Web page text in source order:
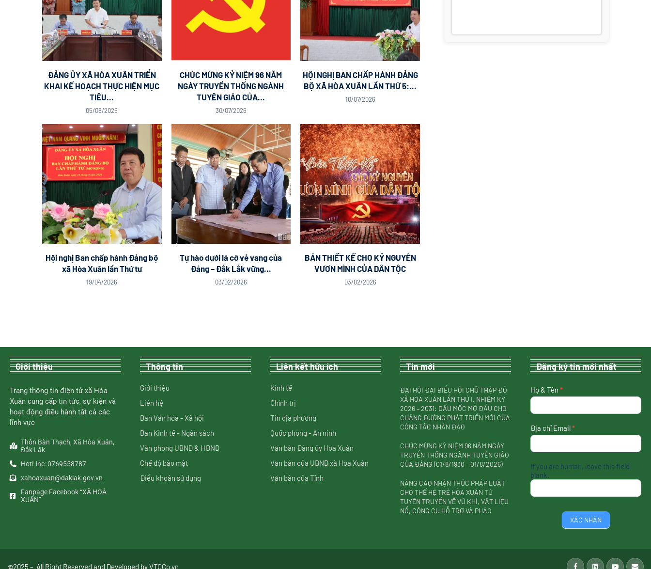
ĐẢNG ỦY XÃ HÒA XUÂN TRIỂN
KHAI KẾ HOẠCH THỰC HIỆN MỤC
TIÊU...
05/08/2026
CHÚC MỪNG KỶ NIỆM 96 NĂM
NGÀY TRUYỀN THỐNG NGÀNH
TUYÊN GIÁO CỦA...
30/07/2026
HỘI NGHỊ BAN CHẤP HÀNH ĐẢNG
BỘ XÃ HÒA XUÂN LẦN THỨ 5:...
10/07/2026
Hội nghị Ban chấp hành Đảng bộ
xã Hòa Xuân lần Thứ tư
19/04/2026
Tự hào dưới lá cờ vẻ vang của
Đảng – Đắk Lắk vững...
03/02/2026
BẢN THIẾT KẾ CHO KỶ NGUYÊN
VƯƠN MÌNH CỦA DÂN TỘC
03/02/2026
Giới thiệu
Trang thông tin điện tử xã Hòa
Xuân cung cấp tin tức, sự kiện và
hoạt động điều hành tất cả các
lĩnh vực
Thôn Bàn Thạch, Xã Hòa Xuân,
Đắk Lắk
HotLine: 0769558787
xahoaxuan@daklak.gov.vn
Fanpage Facebook “XÃ HOÀ
XUÂN”
Thông tin
Giới thiệu
Liên hệ
Ban Văn hóa - Xã hội
Ban Kinh tế - Ngân sách
Văn phòng UBND & HĐND
Chế độ bảo mật
Điều khoản sử dụng
Liên kết hữu ích
Kinh tế
Chính trị
Tin địa phương
Quốc phòng - An ninh
Văn bản Đảng ủy Hòa Xuân
Văn bản của UBND xã Hòa Xuân
Văn bản của Tỉnh
Tin mới
ĐẠI HỘI ĐẠI BIỂU HỘI CHỮ THẬP ĐỎ
XÃ HÒA XUÂN LẦN THỨ I, NHIỆM KỲ
2026 – 2031: DẤU MỐC MỞ ĐẦU CHO
CHẶNG ĐƯỜNG PHÁT TRIỂN MỚI CỦA
CÔNG TÁC NHÂN ĐẠO
CHÚC MỪNG KỶ NIỆM 96 NĂM NGÀY
TRUYỀN THỐNG NGÀNH TUYÊN GIÁO
CỦA ĐẢNG (01/8/1930 – 01/8/2026)
NÂNG CAO NHẬN THỨC PHÁP LUẬT
CHO THẾ HỆ TRẺ HÒA XUÂN TỪ
TUYÊN TRUYỀN VỀ VŨ KHÍ, VẬT LIỆU
NỔ, CÔNG CỤ HỖ TRỢ VÀ PHÁO
Đăng ký tin mới nhất
nhận
tin
nhất
Họ & Tên*
Địa chỉ Email*
If you are human, leave this field
blank.
XÁC NHẬN
@2025 – All Right Reserved and Developed byVTCCo.vn